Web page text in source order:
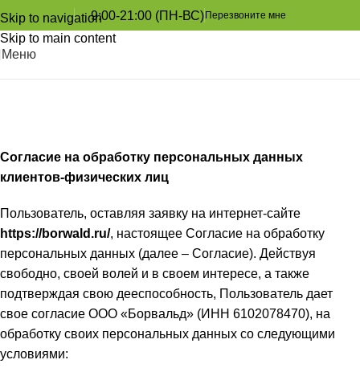
Skip to navigation
Skip to main content
9:00-21:00 (ПН-ВС) Перезвоните мне
Меню
Согласие на обработку персональных данных
клиентов-физических лиц
Пользователь, оставляя заявку на интернет-сайте
https://borwald.ru/, настоящее Согласие на обработку
персональных данных (далее – Согласие). Действуя
свободно, своей волей и в своем интересе, а также
подтверждая свою дееспособность, Пользователь дает
свое согласие ООО «Борвальд» (ИНН 6102078470), на
обработку своих персональных данных со следующими
условиями: